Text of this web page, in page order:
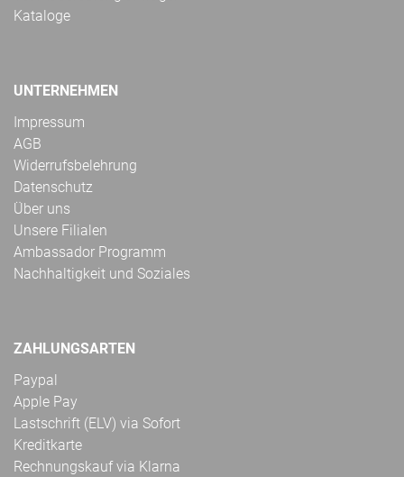
Kataloge
UNTERNEHMEN
Impressum
AGB
Widerrufsbelehrung
Datenschutz
Über uns
Unsere Filialen
Ambassador Programm
Nachhaltigkeit und Soziales
ZAHLUNGSARTEN
Paypal
Apple Pay
Lastschrift (ELV) via Sofort
Kreditkarte
Rechnungskauf via Klarna